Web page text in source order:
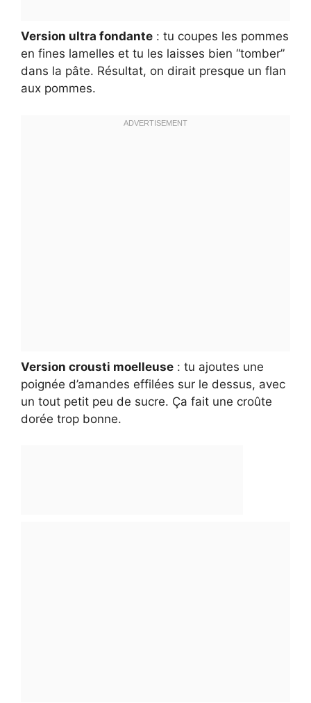
Version ultra fondante : tu coupes les pommes
en fines lamelles et tu les laisses bien “tomber”
dans la pâte. Résultat, on dirait presque un flan
aux pommes.
Version crousti moelleuse : tu ajoutes une
poignée d’amandes effilées sur le dessus, avec
un tout petit peu de sucre. Ça fait une croûte
dorée trop bonne.